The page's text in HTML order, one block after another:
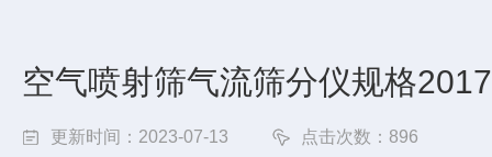
空气喷射筛气流筛分仪规格
更新时间：2023-07-13 点击次数：896